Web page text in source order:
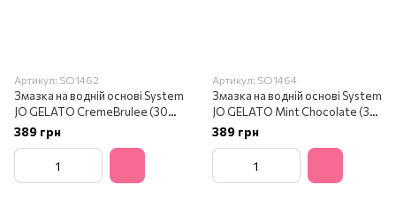
Артикул: SO1462
Змазка на водній основі System
JO GELATO CremeBrulee (30
мл)
389 грн
Артикул: SO1464
Змазка на водній основі System
JO GELATO Mint Chocolate (30
мл)
389 грн